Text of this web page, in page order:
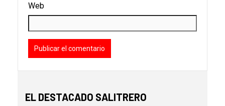
Web
EL DESTACADO SALITRERO